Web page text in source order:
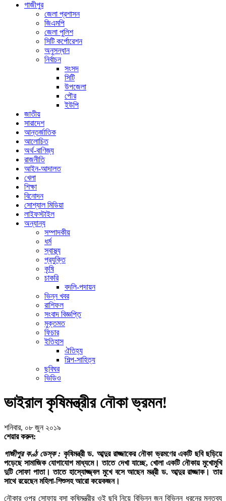
গাজীপুর
জেলা প্রশাসন
জিএমপি
জেলা পুলিশ
সিটি কর্পোরেশন
অনুসন্ধান
নির্বাচন
সংসদ
সিটি
উপজেলা
পৌর
ইউপি
জাতীয়
সারাদেশ
আন্তর্জাতিক
আলোচিত
অর্থ-বাণিজ্য
রাজনীতি
আইন-আদালত
খেলা
শিক্ষা
বিনোদন
সোশ্যাল মিডিয়া
লাইফস্টাইল
অন্যান্য
সম্পাদকীয়
ধর্ম
স্বাস্থ্য
প্রযুক্তি
কৃষি
চাকরি
বদলি-পদায়ন
ভিন্ন খবর
রাশিফল
সংবাদ বিজ্ঞপ্তি
মুক্তমত
ফিচার
ইতিহাস
ঐতিহ্য
শিল্প-সাহিত্য
ছবিঘর
ভিডিও
ভাইরাল কৃষিমন্ত্রীর নৌকা ভ্রমন!
শনিবার, ০৮ জুন ২০১৯
শেয়ার করুন:
গাজীপুর কণ্ঠ ডেস্ক : কৃষিমন্ত্রী ড. আব্দুর রাজ্জাকের নৌকা ভ্রমণের একটি ছবি ছড়িয়ে
পড়েছে সামাজিক যোগাযোগ মাধ্যমে। তাতে দেখা যাচ্ছে, খোলা একটি নৌকায় মুখোমুখি
দুটি সোফা পাতা। তাতে হাস্যোজ্জ্বল মুখে বসে আছেন মন্ত্রী ড. আব্দুর রাজ্জাক। তার
সাথে রয়েছেন মহিলা-শিশুসহ আরো কয়েকজন।
নৌকার ওপর সোফায় বসা কৃষিমন্ত্রীর ওই ছবি নিয়ে বিভিন্ন জন বিভিন্ন ধরনের মন্তব্য